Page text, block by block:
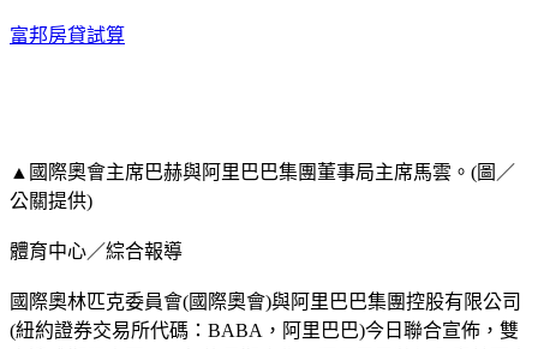
富邦房貸試算
▲國際奧會主席巴赫與阿里巴巴集團董事局主席馬雲。(圖／
公關提供)
體育中心／綜合報導
國際奧林匹克委員會(國際奧會)與阿里巴巴集團控股有限公司
(紐約證券交易所代碼：BABA，阿里巴巴)今日聯合宣佈，雙